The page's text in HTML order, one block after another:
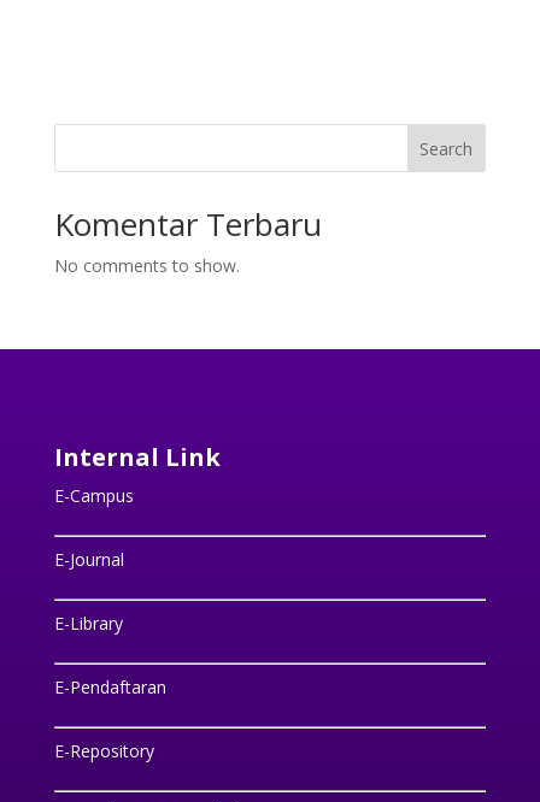
Search
Komentar Terbaru
No comments to show.
Internal Link
E-Campus
E-Journal
E-Library
E-Pendaftaran
E-Repository